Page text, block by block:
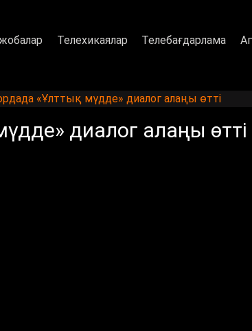
Телехикаялар Телебағдарлама
«Ұлттық мүдде» диалог алаңы өтті
диалог алаңы өтті